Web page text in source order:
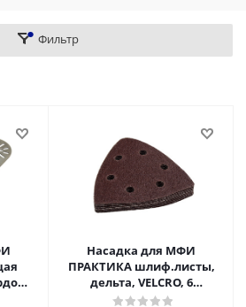
Фильтр
Насадка для МФИ
ПРАКТИКА шлиф.листы,
дельта, VELCRO, 6
отверстий 93 мм, P 80, 10